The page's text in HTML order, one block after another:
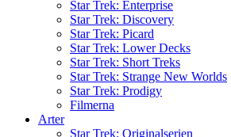
Star Trek: Enterprise
Star Trek: Discovery
Star Trek: Picard
Star Trek: Lower Decks
Star Trek: Short Treks
Star Trek: Strange New Worlds
Star Trek: Prodigy
Filmerna
Arter
Star Trek: Originalserien